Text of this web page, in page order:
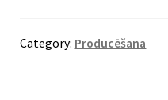
Category: Producēšana